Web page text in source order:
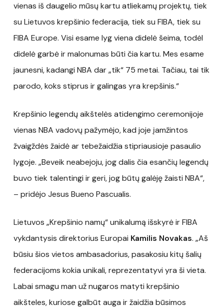
vienas iš daugelio mūsų kartu atliekamų projektų, tiek
su Lietuvos krepšinio federacija, tiek su FIBA, tiek su
FIBA Europe. Visi esame lyg viena didelė šeima, todėl
didelė garbė ir malonumas būti čia kartu. Mes esame
jaunesni, kadangi NBA dar „tik“ 75 metai. Tačiau, tai tik
parodo, koks stiprus ir galingas yra krepšinis.“
Krepšinio legendų aikštelės atidengimo ceremonijoje
vienas NBA vadovų pažymėjo, kad joje įamžintos
žvaigždės žaidė ar tebežaidžia stipriausioje pasaulio
lygoje. „Beveik neabejoju, jog dalis čia esančių legendų
buvo tiek talentingi ir geri, jog būtų galėję žaisti NBA“,
– pridėjo Jesus Bueno Pascualis.
Lietuvos „Krepšinio namų“ unikalumą išskyrė ir FIBA
vykdantysis direktorius Europai Kamilis Novakas. „Aš
būsiu šios vietos ambasadorius, pasakosiu kitų šalių
federacijoms kokia unikali, reprezentatyvi yra ši vieta.
Labai smagu man už nugaros matyti krepšinio
aikšteles, kuriose galbūt auga ir žaidžia būsimos